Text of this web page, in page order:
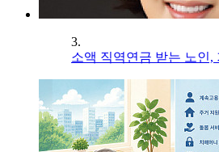
3.
소액 직역연금 받는 노인